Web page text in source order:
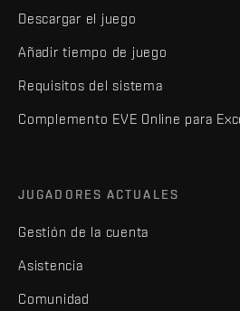
Descargar el juego
Añadir tiempo de juego
Requisitos del sistema
Complemento EVE Online para
JUGADORES ACTUALES
Gestión de la cuenta
Asistencia
Comunidad